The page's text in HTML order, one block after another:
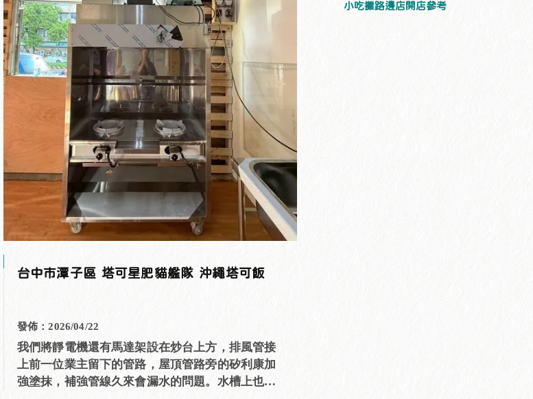
小吃攤路邊店開店參考
台中市潭子區 塔可星肥貓艦隊 沖繩塔可飯
發佈：2026/04/22
我們將靜電機還有馬達架設在炒台上方，排風管接
上前一位業主留下的管路，屋頂管路旁的矽利康加
強塗抹，補強管線久來會漏水的問題。水槽上也特